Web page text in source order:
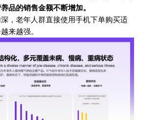
品的销售金额不断增加。
，老年人群直接使用手机下单购买适
来越强。